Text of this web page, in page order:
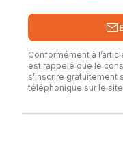
Conformément à
est rappelé que le
s’inscrire gratuitement
téléphonique sur le site